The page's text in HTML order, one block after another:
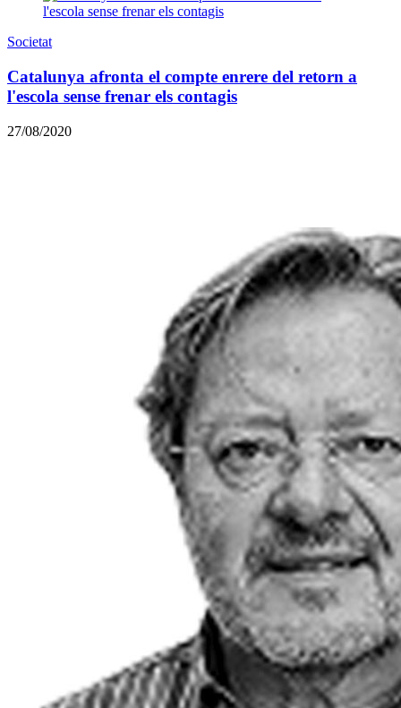
Societat
Catalunya afronta el compte enrere del retorn a
l'escola sense frenar els contagis
27/08/2020